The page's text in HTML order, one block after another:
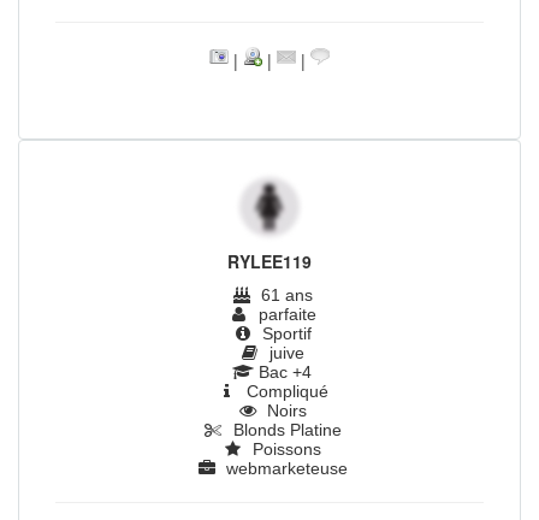
| | |
RYLEE119
61 ans
parfaite
Sportif
juive
Bac +4
Compliqué
Noirs
Blonds Platine
Poissons
webmarketeuse